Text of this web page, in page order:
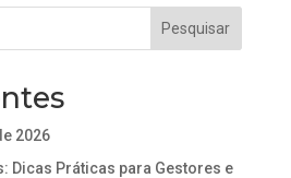
2026
Dicas Práticas para Gestores e